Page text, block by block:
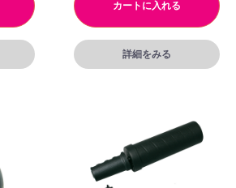
カートに入れる
詳細をみる